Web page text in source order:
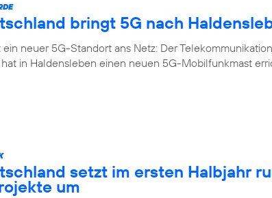
bringt 5G nach
neuer 5G-Standort ans Netz: Der
in Haldensleben einen neuen 5G-Mobilfunkmast
setzt im ersten Halbjahr
um